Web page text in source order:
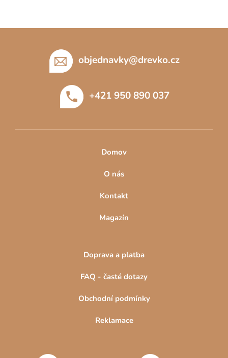
objednavky@drevko.cz
+421 950 890 037
Domov
O nás
Kontakt
Magazín
Doprava a platba
FAQ - časté dotazy
Obchodní podmínky
Reklamace